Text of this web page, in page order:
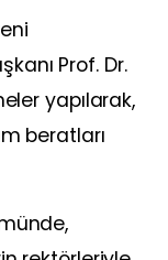
Prof. Dr.
yapılarak,
beratları